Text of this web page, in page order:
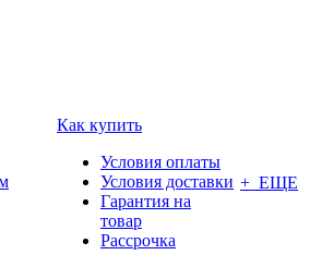
Как купить
Условия оплаты
Условия доставки
Гарантия на
товар
Рассрочка
+ ЕЩЕ